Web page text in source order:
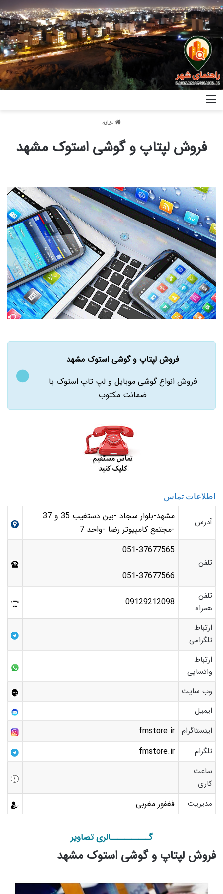
خانه
فروش لپتاپ و گوشی استوک مشهد
فروش لپتاپ و گوشی استوک مشهد
فروش انواع گوشی موبایل و لپ تاپ استوک با
ضمانت مکتوب
اطلاعات تماس
آدرس
مشهد-بلوار سجاد -بین دستغیب 35 و 37
-مجتمع کامپیوتر رضا -واحد 7
تلفن
051-37677565
051-37677566
تلفن
همراه
09129212098
ارتباط
تلگرامی
ارتباط
واتساپی
وب سایت
ایمیل
اینستاگرام fmstore.ir
تلگرام fmstore.ir
ساعت
کاری
مدیریت
فغفور مغربی
گـــــــــــالری تصاویر
فروش لپتاپ و گوشی استوک مشهد